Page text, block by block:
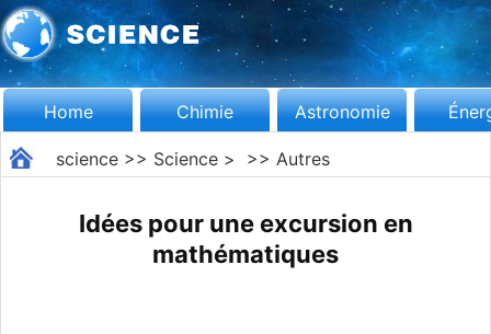
Home Chimie Astronomie
science>> Science> >> Autres
Idées pour une excursion en
mathématiques